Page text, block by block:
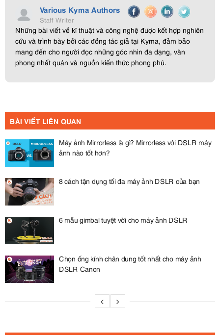
Various Kyma Authors
Staff Writer
Những bài viết về kĩ thuật và công nghệ được kết hợp nghiên
cứu và trình bày bởi các đồng tác giả tại Kyma, đảm bảo
mang đến cho người đọc những góc nhìn đa dạng, văn
phong nhất quán và nguồn kiến thức phong phú.
BÀI VIẾT LIÊN QUAN
Máy ảnh Mirrorless là gì? Mirrorless với DSLR máy
ảnh nào tốt hơn?
8 cách tận dụng tối đa máy ảnh DSLR của bạn
6 mẫu gimbal tuyệt vời cho máy ảnh DSLR
Chọn ống kính chân dung tốt nhất cho máy ảnh
DSLR Canon